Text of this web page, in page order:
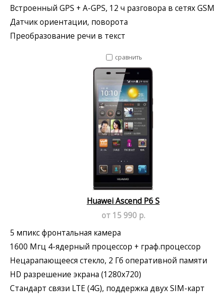
Встроенный GPS + A-GPS, 12 ч разговора в сетях GSM
Датчик ориентации, поворота
Преобразование речи в текст
сравнить
Huawei Ascend P6 S
от 15 990 р.
5 мпикс фронтальная камера
1600 Мгц 4-ядерный процессор + граф.процессор
Нецарапающееся стекло, 2 Гб оперативной памяти
HD разрешение экрана (1280x720)
Стандарт связи LTE (4G), поддержка двух SIM-карт